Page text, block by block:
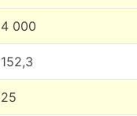
4 000
152,3
25